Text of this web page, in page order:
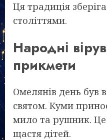
Ця традиція
століттями.
Народні
прикмети
Омелянів день
святом. Куми
мило та рушник.
щастя дітей.